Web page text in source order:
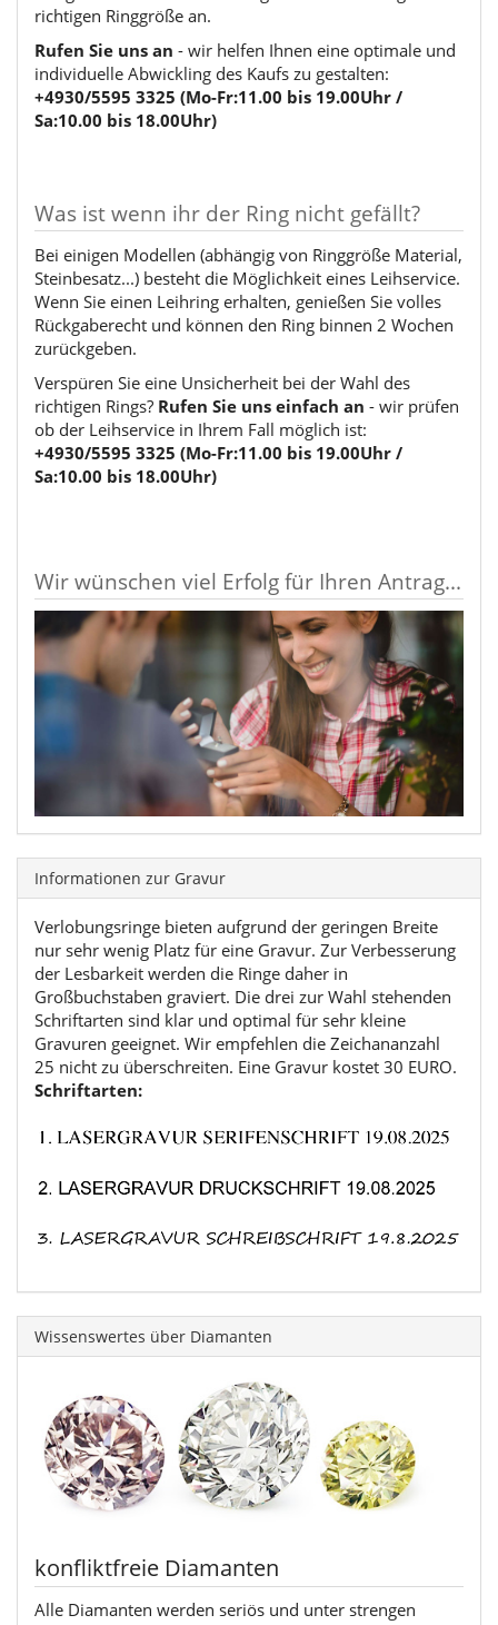
richtigen Ringgröße an.
Rufen Sie uns an - wir helfen Ihnen eine optimale und
individuelle Abwickling des Kaufs zu gestalten:
+4930/5595 3325 (Mo-Fr:11.00 bis 19.00Uhr /
Sa:10.00 bis 18.00Uhr)
Was ist wenn ihr der Ring nicht gefällt?
Bei einigen Modellen (abhängig von Ringgröße Material,
Steinbesatz...) besteht die Möglichkeit eines Leihservice.
Wenn Sie einen Leihring erhalten, genießen Sie volles
Rückgaberecht und können den Ring binnen 2 Wochen
zurückgeben.
Verspüren Sie eine Unsicherheit bei der Wahl des
richtigen Rings? Rufen Sie uns einfach an - wir prüfen
ob der Leihservice in Ihrem Fall möglich ist:
+4930/5595 3325 (Mo-Fr:11.00 bis 19.00Uhr /
Sa:10.00 bis 18.00Uhr)
Wir wünschen viel Erfolg für Ihren Antrag...
Informationen zur Gravur
Verlobungsringe bieten aufgrund der geringen Breite
nur sehr wenig Platz für eine Gravur. Zur Verbesserung
der Lesbarkeit werden die Ringe daher in
Großbuchstaben graviert. Die drei zur Wahl stehenden
Schriftarten sind klar und optimal für sehr kleine
Gravuren geeignet. Wir empfehlen die Zeichananzahl
25 nicht zu überschreiten. Eine Gravur kostet 30 EURO.
Schriftarten:
Wissenswertes über Diamanten
konfliktfreie Diamanten
Alle Diamanten werden seriös und unter strengen